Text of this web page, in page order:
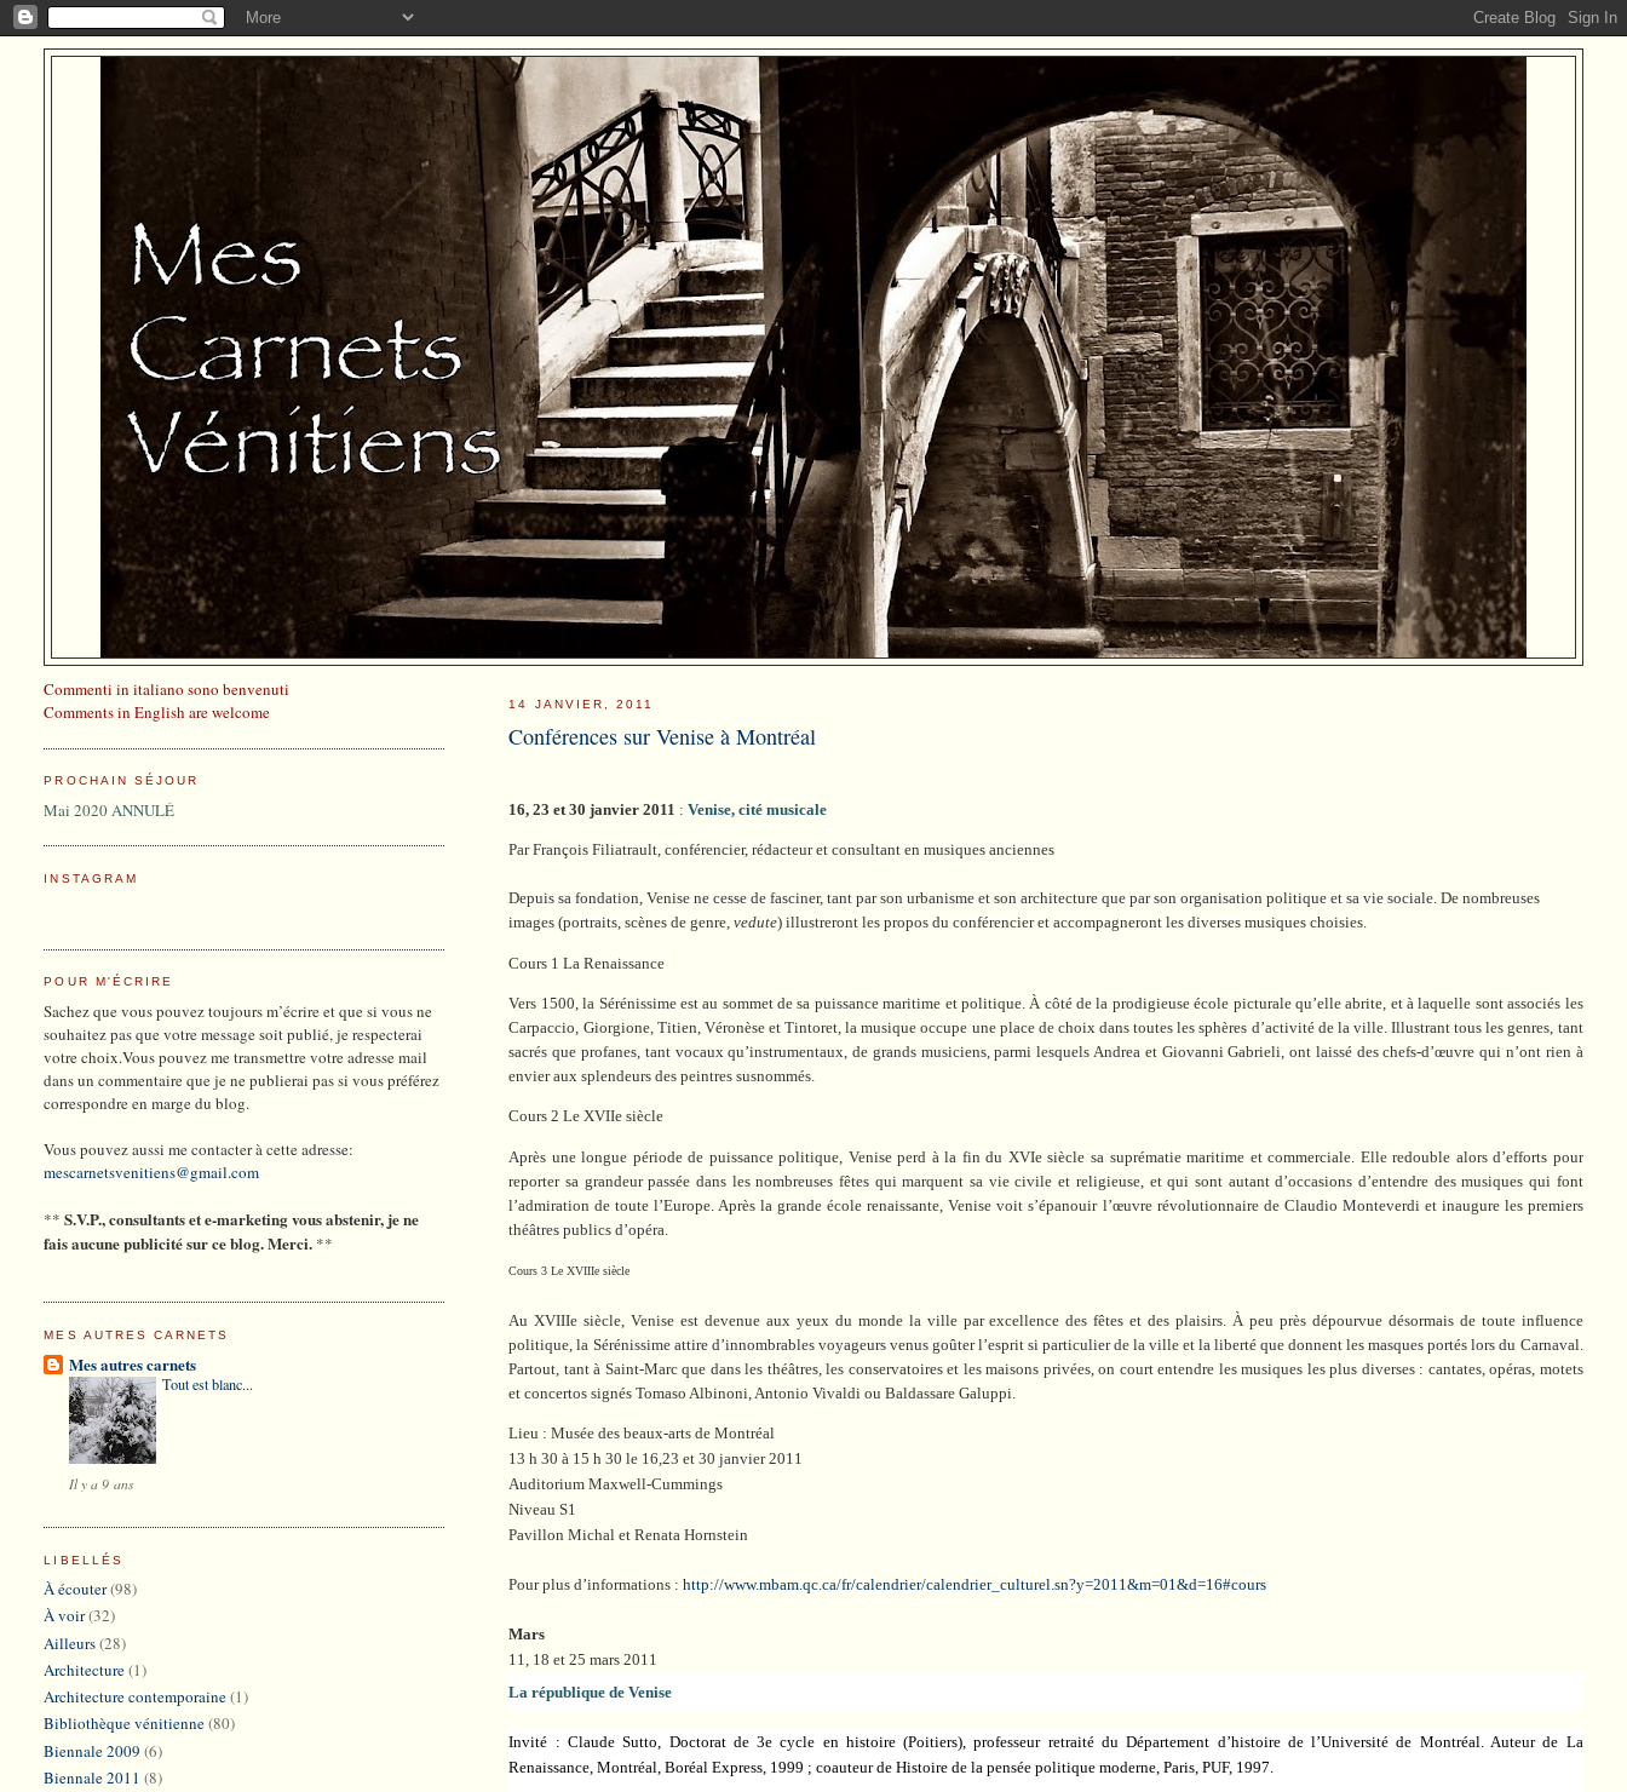
14 JANVIER, 2011
Conférences sur Venise à Montréal
16, 23 et 30 janvier 2011 :Venise, cité musicale
Par François Filiatrault, conférencier, rédacteur et consultant en musiques anciennes
Depuis sa fondation, Venise ne cesse de fasciner, tant par son urbanisme et son architecture que par son organisation politique et sa vie sociale. De nombreuses
images (portraits, scènes de genre,vedute) illustreront les propos du conférencier et accompagneront les diverses musiques choisies.
Cours 1 La Renaissance
Vers 1500, la Sérénissime est au sommet de sa puissance maritime et politique. À côté de la prodigieuse école picturale qu’elle abrite, et à laquelle sont associés les
Carpaccio, Giorgione, Titien, Véronèse et Tintoret, la musique occupe une place de choix dans toutes les sphères d’activité de la ville. Illustrant tous les genres, tant
sacrés que profanes, tant vocaux qu’instrumentaux, de grands musiciens, parmi lesquels Andrea et Giovanni Gabrieli, ont laissé des chefs-d’œuvre qui n’ont rien à
envier aux splendeurs des peintres susnommés.
Cours 2 Le XVIIe siècle
Après une longue période de puissance politique, Venise perd à la fin du XVIe siècle sa suprématie maritime et commerciale. Elle redouble alors d’efforts pour
reporter sa grandeur passée dans les nombreuses fêtes qui marquent sa vie civile et religieuse, et qui sont autant d’occasions d’entendre des musiques qui font
l’admiration de toute l’Europe. Après la grande école renaissante, Venise voit s’épanouir l’œuvre révolutionnaire de Claudio Monteverdi et inaugure les premiers
théâtres publics d’opéra.
Cours 3 Le XVIIIe siècle
Au XVIIIe siècle, Venise est devenue aux yeux du monde la ville par excellence des fêtes et des plaisirs. À peu près dépourvue désormais de toute influence
politique, la Sérénissime attire d’innombrables voyageurs venus goûter l’esprit si particulier de la ville et la liberté que donnent les masques portés lors du Carnaval.
Partout, tant à Saint-Marc que dans les théâtres, les conservatoires et les maisons privées, on court entendre les musiques les plus diverses : cantates, opéras, motets
et concertos signés Tomaso Albinoni, Antonio Vivaldi ou Baldassare Galuppi.
Lieu : Musée des beaux-arts de Montréal
13 h 30 à 15 h 30 le 16,23 et 30 janvier 2011
Auditorium Maxwell-Cummings
Niveau S1
Pavillon Michal et Renata Hornstein
Pour plus d’informations :http://www.mbam.qc.ca/fr/calendrier/calendrier_culturel.sn?y=2011&m=01&d=16#cours
Mars
11, 18 et 25 mars 2011
La république de Venise
Invité : Claude Sutto, Doctorat de 3e cycle en histoire (Poitiers), professeur retraité du Département d’histoire de l’Université de Montréal. Auteur de La
Renaissance, Montréal, Boréal Express, 1999 ; coauteur de Histoire de la pensée politique moderne, Paris, PUF, 1997.
Commenti in italiano sono benvenuti
Comments in English are welcome
PROCHAIN SÉJOUR
Mai 2020 ANNULÉ
INSTAGRAM
POUR M'ÉCRIRE
Sachez que vous pouvez toujours m’écrire et que si vous ne
souhaitez pas que votre message soit publié, je respecterai
votre choix.Vous pouvez me transmettre votre adresse mail
dans un commentaire que je ne publierai pas si vous préférez
correspondre en marge du blog.
Vous pouvez aussi me contacter à cette adresse:
mescarnetsvenitiens@gmail.com
**S.V.P., consultants et e-marketing vous abstenir, je ne
fais aucune publicité sur ce blog. Merci. **
MES AUTRES CARNETS
Mes autres carnets
Tout est blanc...
Il y a 9 ans
LIBELLÉS
À écouter(98)
À voir(32)
Ailleurs(28)
Architecture(1)
Architecture contemporaine(1)
Bibliothèque vénitienne(80)
Biennale 2009 (6)
Biennale 2011 (8)